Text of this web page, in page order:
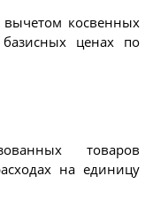
косвенных
ценах по
товаров
на единицу